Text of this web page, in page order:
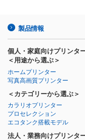
製品情報
個人・家庭向けプリンタ
＜用途から選ぶ＞
ホームプリンター
写真高画質プリンター
＜カテゴリーから選ぶ＞
カラリオプリンター
プロセレクション
エコタンク搭載モデル
法人・業務向けプリンタ